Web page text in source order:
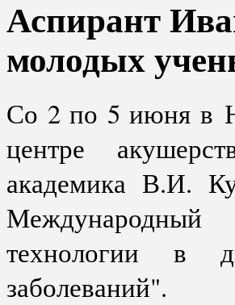
Аспирант
молодых
Со 2 по 5 июня в
центре
академика В.И.
технологии в
заболеваний".